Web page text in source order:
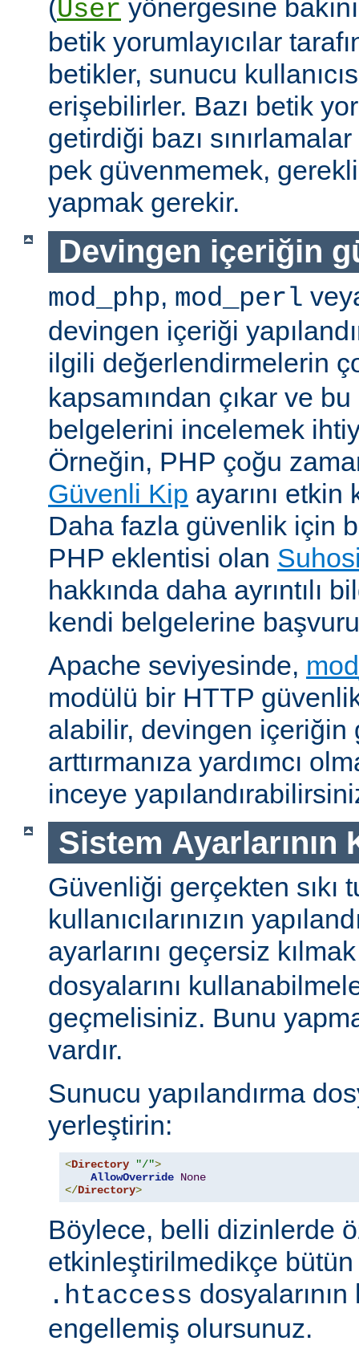
(User yönergesine
betik yorumlayıcılar
betikler, sunucu
erişebilirler. Bazı betik
getirdiği bazı
pek güvenmemek,
yapmak gerekir.
Devingen içeriğin
mod_php, mod_perl
devingen içeriği
ilgili değerlendirmelerin
kapsamından çıkar ve
belgelerini incelemek
Örneğin, PHP çoğu
Güvenli Kip ayarını etkin
Daha fazla güvenlik için
PHP eklentisi olan
hakkında daha ayrıntılı
kendi belgelerine
Apache seviyesinde,
modülü bir HTTP
alabilir, devingen içeriğin
arttırmanıza yardımcı
inceye
Sistem Ayarlarının
Güvenliği gerçekten sıkı
kullanıcılarınızın
ayarlarını geçersiz
dosyalarını
geçmelisiniz. Bunu
vardır.
Sunucu yapılandırma
yerleştirin:
<Directory "/">
AllowOverride None
</Directory>
Böylece, belli dizinlerde
etkinleştirilmedikçe
.htaccess dosyalarının
engellemiş olursunuz.